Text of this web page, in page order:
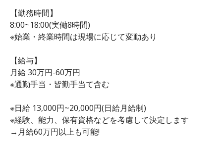
【勤務時間】
8:00~18:00(実働8時間)
※始業・終業時間は現場に応じて変動あり
【給与】
月給 30万円-60万円
※通勤手当・皆勤手当て含む
※日給 13,000円~20,000円(日給月給制)
※経験、能力、保有資格などを考慮して決定します
→月給60万円以上も可能!